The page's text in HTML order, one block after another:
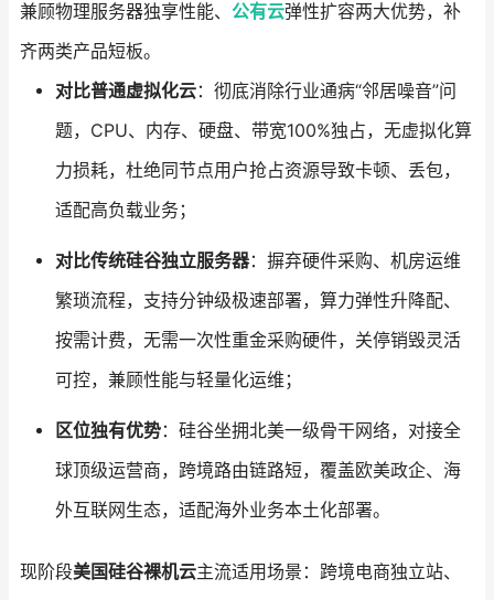
兼顾物理服务器独享性能、 公有云弹性扩容两大优势，补
齐两类产品短板。
对比普通虚拟化云：彻底消除行业通病“邻居噪音”问
题，CPU、内存、硬盘、带宽100%独占，无虚拟化算
力损耗，杜绝同节点用户抢占资源导致卡顿、丢包，
适配高负载业务；
对比传统硅谷独立服务器：摒弃硬件采购、机房运维
繁琐流程，支持分钟级极速部署，算力弹性升降配、
按需计费，无需一次性重金采购硬件，关停销毁灵活
可控，兼顾性能与轻量化运维；
区位独有优势：硅谷坐拥北美一级骨干网络，对接全
球顶级运营商，跨境路由链路短，覆盖欧美政企、海
外互联网生态，适配海外业务本土化部署。
现阶段美国硅谷裸机云主流适用场景：跨境电商独立站、